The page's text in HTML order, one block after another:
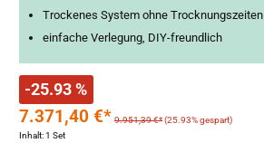
Trockenes System ohne Trocknungszeiten
einfache Verlegung, DIY-freundlich
-25.93 %
7.371,40 €* 9.951,39 €*(25.93% gespart)
Inhalt:1 Set